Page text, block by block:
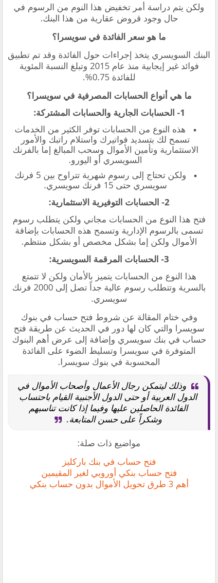
ولكن يتم دراسة أمر تخفيض هذا النوم من الرسوم في
حال وجود قروض عقارية من هذا البنك.
ما هو سعر الفائدة في سويسرا؟
البنك السويسري يتخذ إجراءات حول الفائدة وقد تم تطبيق
فوائد غير إيجابية منذ عام 2015 وتبلغ النسبة المئوية
للفائدة 0.75%.
ما هي أنواع الحسابات المصرفية في سويسرا؟
1- الحسابات الجارية والحسابات المشتركة:
هذه النوع من الحسابات توفر الكثير من الخدمات
تسمح لك بتسديد فواتيرك واستلام راتبك والأمور
الاستثمارية وتأمين الأموال وسحب المبالغ إما بالفرنك
السويسري أو اليورو.
ولكن تحتاج إلى رسوم شهرية تتراوح بين 5 فرنك
سويسري حتى 15 فرنك سويسري.
2- الحسابات التوفيرية الاستثمارية:
فتح هذا النوع من الحسابات مجاني ولكن يتطلب رسوم
تسمى بالرسوم الإدارية وتسمح هذه الحسابات بإضافة
الأموال ولكن إما بشكل مخصص أو بشكل منتظم.
3- الحسابات المرقمة السويسرية:
هذا النوع من الحسابات يتميز بالأمان ولكن لا تتمتع
بالسرية وتتطلب رسوم عالية جداً تصل إلى 2000 فرنك
سويسري.
وفي ختام المقالة عن شروط فتح حساب في بنوك
سويسرا والتي كان لها دور في الحديث عن طريقة فتح
حساب في بنك سويسري وإضافة إلى عرض أهم البنوك
المتوفرة في سويسرا وتسليط الضوء على الفائدة
المحسوبة في بنوك سويسرا.
وذلك ليتمكن رجال الأعمال وأصحاب الأموال في
الدول العربية أو حتى الدول الأجنبية القيام باحتساب
الفائدة الحاصلين عليها وفيما إذا كانت تناسبهم
وشكراً على حسن المتابعة.
مواضيع ذات صلة:
فتح حساب في بنك باركليز
فتح حساب بنكي أوروبي لغير المقيمين
أهم 3 طرق تحويل الأموال بدون حساب بنكي